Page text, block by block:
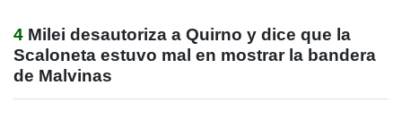
4 Milei desautoriza a Quirno y dice que la
Scaloneta estuvo mal en mostrar la bandera
de Malvinas